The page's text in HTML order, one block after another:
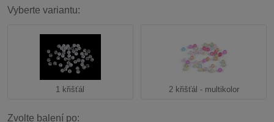
Vyberte variantu:
1 křišťál 2 křišťál - multikolor
Zvolte balení po: